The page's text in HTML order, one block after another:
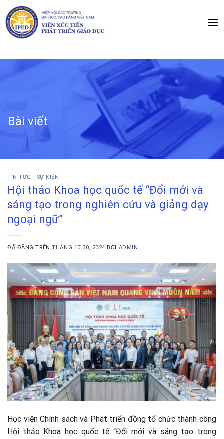
Chuyển
đến
nội
Bài viết
TIN TỨC - SỰ KIỆN
Hội thảo Khoa học quốc tế “Đổi mới và
sáng tạo trong nghiên cứu và giảng dạy
ngoại ngữ”
ĐÃ ĐĂNG TRÊNTHÁNG 10 30, 2024 BỞI ADMIN
Học viện Chính sách và Phát triển đồng tổ chức thành công
Hội thảo Khoa học quốc tế “Đổi mới và sáng tạo trong